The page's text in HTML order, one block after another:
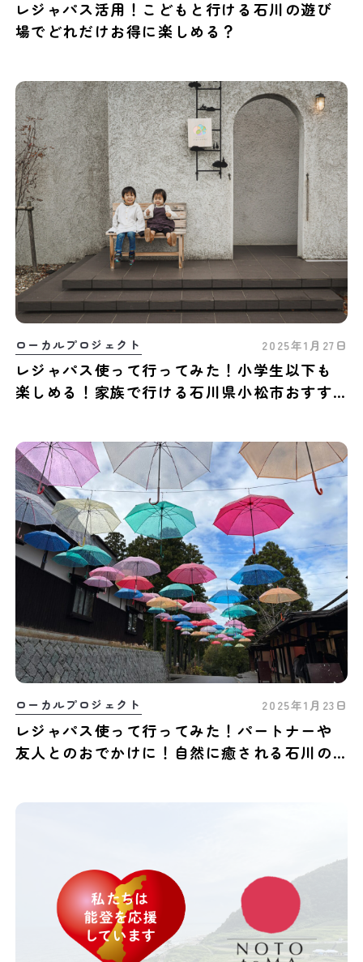
レジャパス活用！こどもと行ける石川の遊び
場でどれだけお得に楽しめる？
ローカルプロジェクト 2025年1月27日
レジャパス使って行ってみた！小学生以下も
楽しめる！家族で行ける石川県小松市おすす
ローカルプロジェクト 2025年1月23日
レジャパス使って行ってみた！パートナーや
友人とのおでかけに！自然に癒される石川の